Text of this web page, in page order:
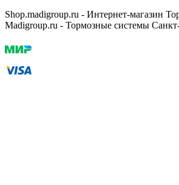
Shop.madigroup.ru - Интернет-магазин
Madigroup.ru - Тормозные системы